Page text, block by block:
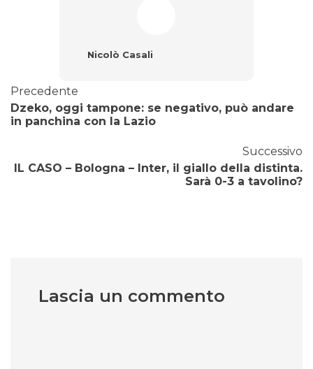
Nicolò Casali
Precedente
Dzeko, oggi tampone: se negativo, può andare
in panchina con la Lazio
Successivo
IL CASO – Bologna – Inter, il giallo della distinta.
Sarà 0-3 a tavolino?
Lascia un commento